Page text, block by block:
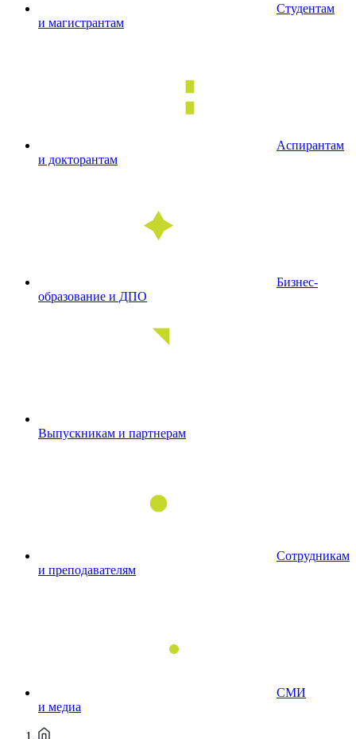
Студентам
и магистрантам
Аспирантам
и докторантам
Бизнес-
образование и ДПО
Выпускникам и партнерам
Сотрудникам
и преподавателям
СМИ
и медиа